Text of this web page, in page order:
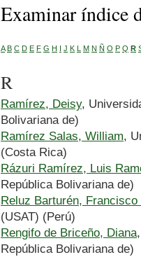
Examinar índice
A B C D E F G H I J K L M N Ñ O P Q R
R
Ramírez, Deisy,
Bolivariana de)
Ramírez Salas, William,
(Costa Rica)
Rázuri Ramírez, Luis
República Bolivariana de)
Reluz Barturén, Francisco
(USAT) (Perú)
Rengifo de Briceño, Diana
República Bolivariana de)